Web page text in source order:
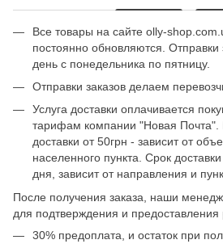
Все товары на сайте olly-
постоянно обновляются.
день с понедельника по пятницу.
Отправки заказов делаем
Услуга доставки оплачивается
тарифам компании "Новая
доставки от 50грн - зависит от
населенного пункта. Срок
дня, зависит от направления и
После получения заказа, наши
для подтверждения и предоставления
30% предоплата, и остаток при